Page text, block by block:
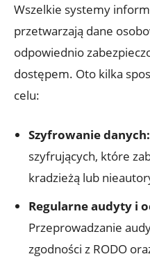
Wszelkie systemy
przetwarzają dane
odpowiednio
dostępem. Oto kilka
celu:
Szyfrowanie danych:
szyfrujących, które
kradzieżą lub
Regularne audyty i
Przeprowadzanie
zgodności z RODO